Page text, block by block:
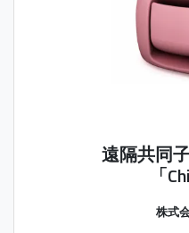
遠隔共同
「
株式